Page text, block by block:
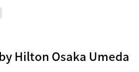
Hilton Osaka Umeda